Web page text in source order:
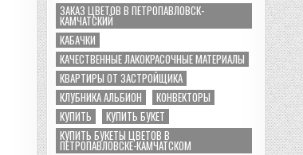
ЗАКАЗ ЦВЕТОВ В ПЕТРОПАВЛОВСК-
КАМЧАТСКИЙ
КАБАЧКИ
КАЧЕСТВЕННЫЕ ЛАКОКРАСОЧНЫЕ МАТЕРИАЛЫ
КВАРТИРЫ ОТ ЗАСТРОЙЩИКА
КЛУБНИКА АЛЬБИОН
КОНВЕКТОРЫ
КУПИТЬ
КУПИТЬ БУКЕТ
КУПИТЬ БУКЕТЫ ЦВЕТОВ В
ПЕТРОПАВЛОВСКЕ-КАМЧАТСКОМ